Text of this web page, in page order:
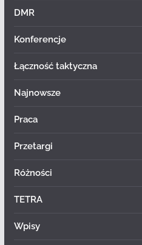
DMR
Konferencje
Łączność taktyczna
Najnowsze
Praca
Przetargi
Różności
TETRA
Wpisy